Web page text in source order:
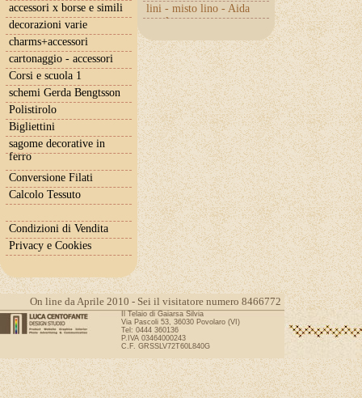
lini - misto lino - Aida
con lurex
accessori x borse e simili
decorazioni varie
charms+accessori
cartonaggio - accessori
Corsi e scuola 1
schemi Gerda Bengtsson
Polistirolo
Bigliettini
sagome decorative in
ferro
Conversione Filati
Calcolo Tessuto
Condizioni di Vendita
Privacy e Cookies
On line da Aprile 2010 - Sei il visitatore numero 8466772
Il Telaio di Gaiarsa Silvia
Via Pascoli 53, 36030 Povolaro (VI)
Tel: 0444 360136
P.IVA 03464000243
C.F. GRSSLV72T60L840G